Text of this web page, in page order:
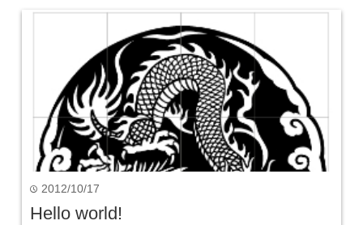
time 2012/10/17
Hello world!